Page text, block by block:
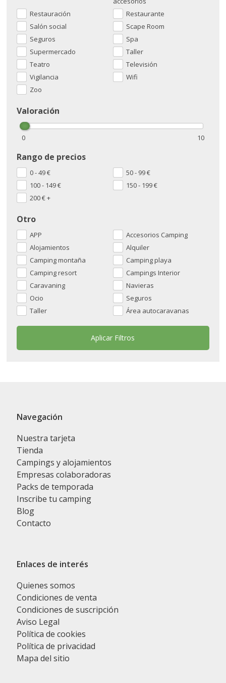
Otro
APP
Accesorios Camping
Alojamientos
Alquiler
Camping montaña
Camping playa
Camping resort
Campings Interior
Caravaning
Navieras
Ocio
Seguros
Taller
Área autocaravanas
Restauración
Restaurante
Salón social
Scape Room
Seguros
Spa
Supermercado
Taller
Teatro
Televisión
Vigilancia
Wifi
Zoo
Valoración
0 10
Rango de precios
0 - 49€ 50 - 99€
100 - 149€ 150 - 199€
200€+
Navegación
Nuestra tarjeta
Tienda
Campings y alojamientos
Empresas colaboradoras
Packs de temporada
Inscribe tu camping
Blog
Contacto
Enlaces de interés
Quienes somos
Condiciones de venta
Condiciones de suscripción
Aviso Legal
Política de cookies
Política de privacidad
Mapa del sitio